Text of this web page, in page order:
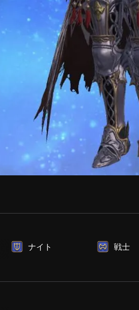
ナイト 戦士